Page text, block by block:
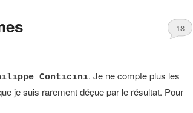
18
Conticini. Je ne compte plus les
je suis rarement déçue par le résultat. Pour